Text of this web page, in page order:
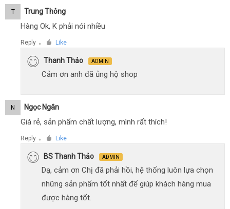
T Trung Thông
Hàng Ok, K phải nói nhiều
Reply ● Like
Thanh Thảo ADMIN
Cảm ơn anh đã ủng hộ shop
N Ngọc Ngân
Giá rẻ, sản phẩm chất lượng, mình rất thích!
Reply ● Like
BS Thanh Thảo ADMIN
Dạ, cảm ơn Chị đã phải hồi, hệ thống luôn lựa chọn
những sản phẩm tốt nhất để giúp khách hàng mua
được hàng tốt.